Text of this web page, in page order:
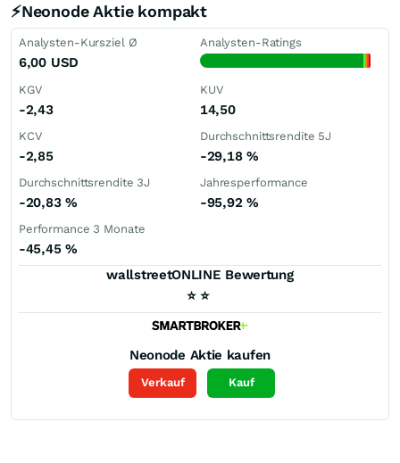
⚡Neonode Aktie kompakt
Analysten-Kursziel Ø
6,00 USD
Analysten-Ratings
KGV
-2,43
KUV
14,50
KCV
-2,85
Durchschnittsrendite 5J
-29,18 %
Durchschnittsrendite 3J
-20,83 %
Jahresperformance
-95,92 %
Performance 3 Monate
-45,45 %
wallstreetONLINE Bewertung
⭐ ⭐
Neonode Aktie kaufen
Verkauf Kauf